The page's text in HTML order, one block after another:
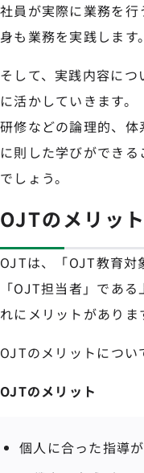
社員が実際に業務を
身も業務を実践します。
そして、実践内容に
に活かしていきます。
研修などの論理的、
に則した学びができ
でしょう。
OJTのメリット
OJTは、「OJT教育対
「OJT担当者」であ
れにメリットがありま
OJTのメリットについ
OJTのメリット
個人に合った指導